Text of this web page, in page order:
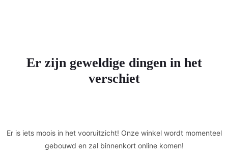
Er zijn geweldige dingen in het
verschiet
Er is iets moois in het vooruitzicht! Onze winkel wordt momenteel
gebouwd en zal binnenkort online komen!